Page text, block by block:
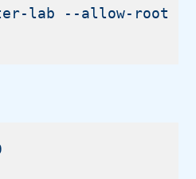
lab --allow-root